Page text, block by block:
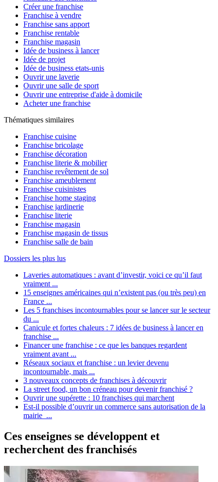
Créer une franchise
Franchise à vendre
Franchise sans apport
Franchise rentable
Franchise magasin
Idée de business à lancer
Idée de projet
Idée de business etats-unis
Ouvrir une laverie
Ouvrir une salle de sport
Ouvrir une entreprise d'aide à domicile
Acheter une franchise
Thématiques similaires
Franchise cuisine
Franchise bricolage
Franchise décoration
Franchise literie & mobilier
Franchise revêtement de sol
Franchise ameublement
Franchise cuisinistes
Franchise home staging
Franchise jardinerie
Franchise literie
Franchise magasin
Franchise magasin de tissus
Franchise salle de bain
Dossiers les plus lus
Laveries automatiques : avant d’investir, voici ce qu’il faut
vraiment ...
15 enseignes américaines qui n’existent pas (ou très peu) en
France ...
Les 5 franchises incontournables pour se lancer sur le secteur
du ...
Canicule et fortes chaleurs : 7 idées de business à lancer en
franchise ...
Financer une franchise : ce que les banques regardent
vraiment avant ...
Réseaux sociaux et franchise : un levier devenu
incontournable, mais ...
3 nouveaux concepts de franchises à découvrir
La street food, un bon créneau pour devenir franchisé ?
Ouvrir une supérette : 10 franchises qui marchent
Est-il possible d’ouvrir un commerce sans autorisation de la
mairie ...
Ces enseignes se développent et
recherchent des franchisés